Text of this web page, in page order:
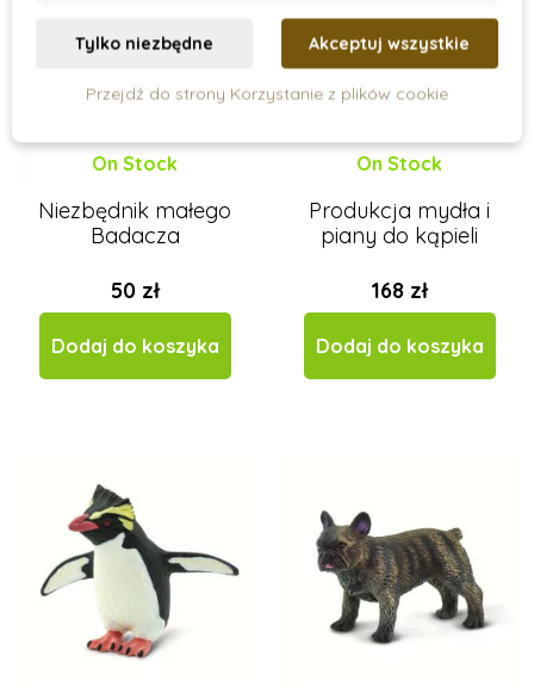
On Stock
Niezbędnik małego
Badacza
50 zł
Dodaj do koszyka
On Stock
Produkcja mydła i
piany do kąpieli
168 zł
Dodaj do koszyka
Tylko niezbędne Akceptuj wszystkie
Przejdź do strony Korzystanie z plików cookie